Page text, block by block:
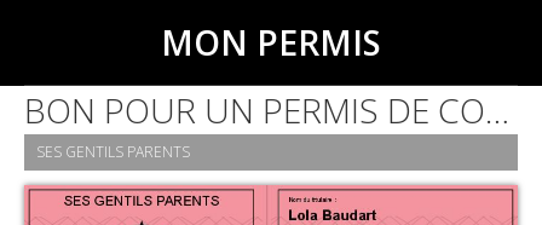
MON PERMIS
BON POUR UN PERMIS DE CONDUIRE
SES GENTILS PARENTS